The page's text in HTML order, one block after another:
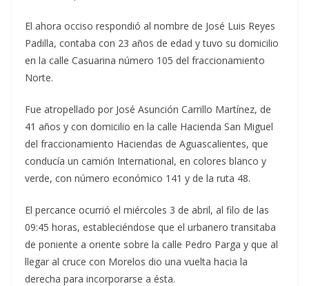
El ahora occiso respondió al nombre de José Luis Reyes
Padilla, contaba con 23 años de edad y tuvo su domicilio
en la calle Casuarina número 105 del fraccionamiento
Norte.
Fue atropellado por José Asunción Carrillo Martínez, de
41 años y con domicilio en la calle Hacienda San Miguel
del fraccionamiento Haciendas de Aguascalientes, que
conducía un camión International, en colores blanco y
verde, con número económico 141 y de la ruta 48.
El percance ocurrió el miércoles 3 de abril, al filo de las
09:45 horas, estableciéndose que el urbanero transitaba
de poniente a oriente sobre la calle Pedro Parga y que al
llegar al cruce con Morelos dio una vuelta hacia la
derecha para incorporarse a ésta.